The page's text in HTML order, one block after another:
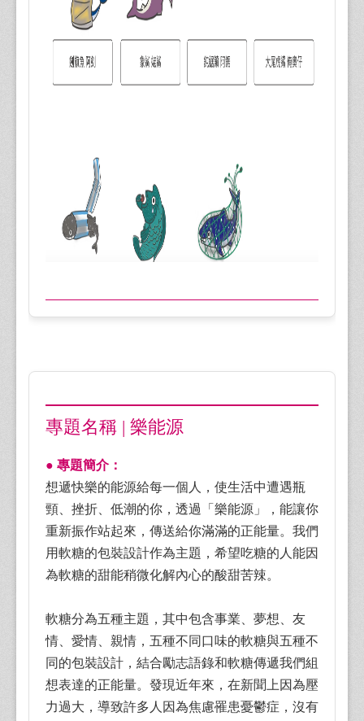
專題名稱 | 樂能源
● 專題簡介：
想遞快樂的能源給每一個人，使生活中遭遇瓶
頸、挫折、低潮的你，透過「樂能源」，能讓你
重新振作站起來，傳送給你滿滿的正能量。我們
用軟糖的包裝設計作為主題，希望吃糖的人能因
為軟糖的甜能稍微化解內心的酸甜苦辣。
軟糖分為五種主題，其中包含事業、夢想、友
情、愛情、親情，五種不同口味的軟糖與五種不
同的包裝設計，結合勵志語錄和軟糖傳遞我們組
想表達的正能量。發現近年來，在新聞上因為壓
力過大，導致許多人因為焦慮罹患憂鬱症，沒有